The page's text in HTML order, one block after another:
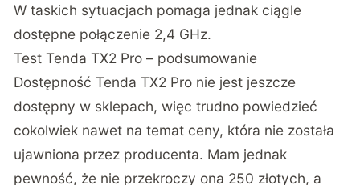
W taskich sytuacjach pomaga jednak ciągle
dostępne połączenie 2,4 GHz.
Test Tenda TX2 Pro – podsumowanie
Dostępność Tenda TX2 Pro nie jest jeszcze
dostępny w sklepach, więc trudno powiedzieć
cokolwiek nawet na temat ceny, która nie została
ujawniona przez producenta. Mam jednak
pewność, że nie przekroczy ona 250 złotych, a